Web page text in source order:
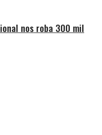
nos roba 300 mil